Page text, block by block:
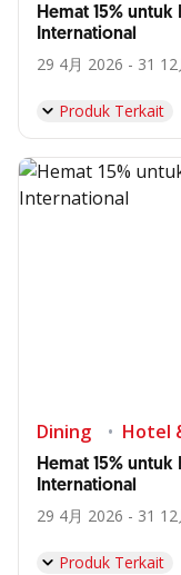
Hemat 15%
International
29 4月 2026 - 31
Produk Terkait
Dining Hotel
Hemat 15%
International
29 4月 2026 - 31
Produk Terkait